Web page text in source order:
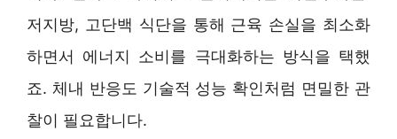
저지방, 고단백 식단을 통해 근육 손실을 최소화
하면서 에너지 소비를 극대화하는 방식을 택했
죠. 체내 반응도 기술적 성능 확인처럼 면밀한 관
찰이 필요합니다.